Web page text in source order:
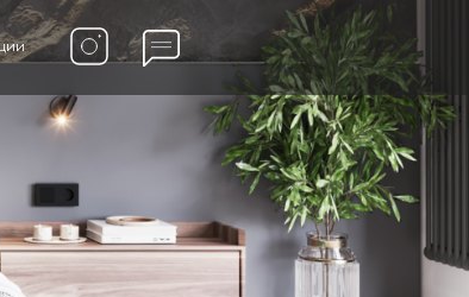
Написать нам
Telegram
WhatsApp